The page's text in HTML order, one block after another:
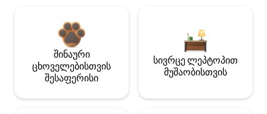
შინაური
ცხოველებისთვის
შესაფერისი
სივრცე ლეპტოპით
მუშაობისთვის